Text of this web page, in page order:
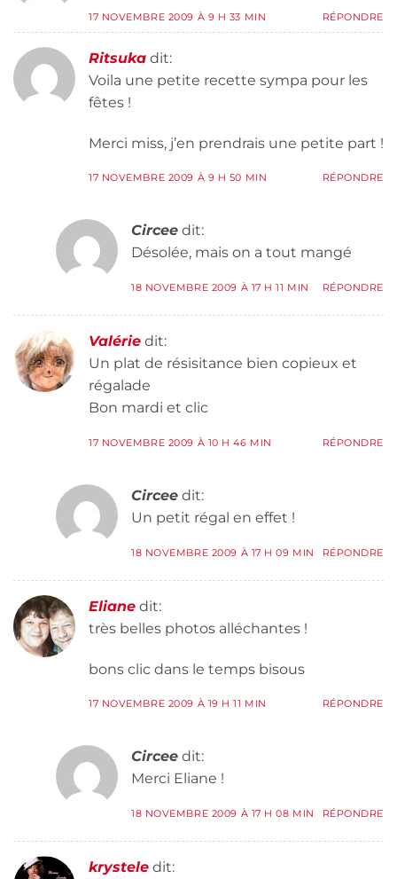
17 NOVEMBRE 2009 À 9 H 33 MIN RÉPONDRE
Ritsuka dit:
Voila une petite recette sympa pour les
fêtes !
Merci miss, j’en prendrais une petite part !
17 NOVEMBRE 2009 À 9 H 50 MIN RÉPONDRE
Circee dit:
Désolée, mais on a tout mangé
18 NOVEMBRE 2009 À 17 H 11 MIN RÉPONDRE
Valérie dit:
Un plat de résisitance bien copieux et
régalade
Bon mardi et clic
17 NOVEMBRE 2009 À 10 H 46 MIN RÉPONDRE
Circee dit:
Un petit régal en effet !
18 NOVEMBRE 2009 À 17 H 09 MIN RÉPONDRE
Eliane dit:
très belles photos alléchantes !
bons clic dans le temps bisous
17 NOVEMBRE 2009 À 19 H 11 MIN RÉPONDRE
Circee dit:
Merci Eliane !
18 NOVEMBRE 2009 À 17 H 08 MIN RÉPONDRE
krystele dit: